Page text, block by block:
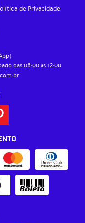
de Privacidade
das 08:00 às 12:00